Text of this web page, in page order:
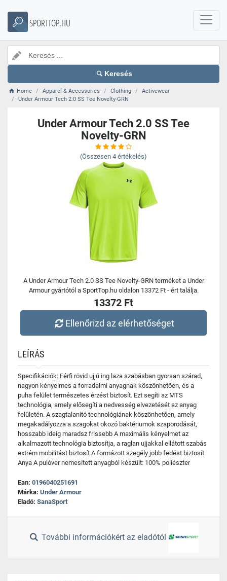
SPORTTOP.HU
Keresés
Home Apparel & Accessories Clothing
Activewear
Under Armour Tech 2.0 SS Tee Novelty-GRN
Under Armour Tech 2.0 SS Tee
Novelty-GRN
(Összesen 4 értékelés)
A Under Armour Tech 2.0 SS Tee Novelty-GRN terméket a Under
Armour gyártótól a SportTop.hu oldalon 13372 Ft - ért találja.
13372 Ft
Ellenőrizd az elérhetőséget
LEÍRÁS
Specifikációk: Férfi rövid ujjú ing laza szabásban gyorsan szárad,
nagyon kényelmes a forradalmi anyagnak köszönhetően, és a
puha felület természetes érzést biztosít. Ezt segíti az MTS
technológia, amely elősegíti a nedvesség elvezetését az anyag
felületén. A szagtalanító technológiának köszönhetően, amely
megakadályozza a szagokat okozó baktériumok szaporodását,
hosszabb ideig maradsz frissebb A maximális kényelmet az
alkalmazott technológia biztosítja, a raglan ujjakkal ellátott szabás
extrém mobilitást biztosít A formázott szegély jobb fedést biztosít.
Anya A pulóver nemesített anyagból készült: 100% poliészter
Ean: 0196040251691
Márka: Under Armour
Eladó: SanaSport
További információkért az eladótól